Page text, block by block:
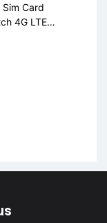
Card
4G LTE